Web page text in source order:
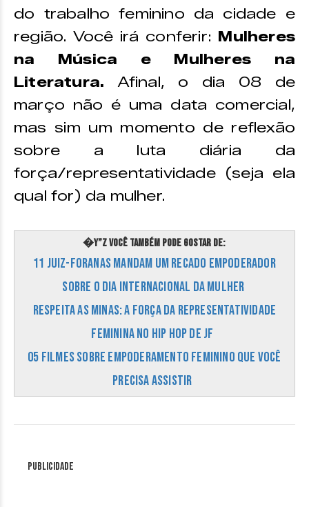
do trabalho feminino da cidade e
região. Você irá conferir: Mulheres
na Música e Mulheres na
Literatura. Afinal, o dia 08 de
março não é uma data comercial,
mas sim um momento de reflexão
sobre a luta diária da
força/representatividade (seja ela
qual for) da mulher.
�Y”Z Você também pode gostar de:
11 juiz-foranas mandam um recado empoderador
sobre o Dia Internacional da Mulher
Respeita as Minas: a força da representatividade
feminina no Hip Hop de JF
05 filmes sobre empoderamento feminino que você
precisa assistir
Publicidade